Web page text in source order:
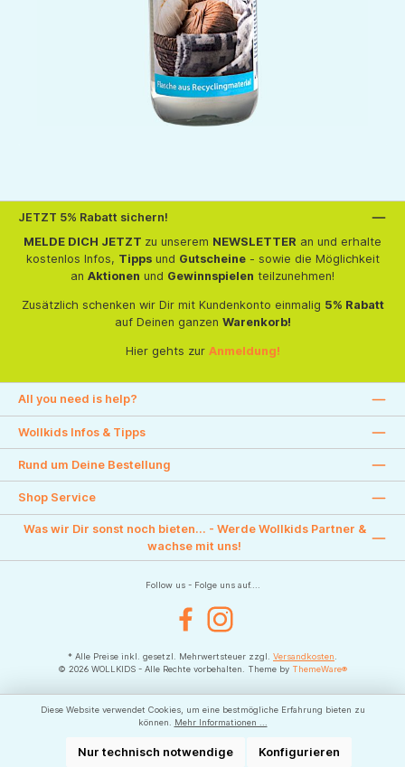
JETZT 5% Rabatt sichern!
MELDE DICH JETZT zu unserem NEWSLETTER an und erhalte
kostenlos Infos, Tippsund Gutscheine- sowie die Möglichkeit
an Aktionen und Gewinnspielen teilzunehmen!
Zusätzlich schenken wir Dir mit Kundenkonto einmalig 5% Rabatt
auf Deinen ganzen Warenkorb!
Hier gehts zur Anmeldung!
All you need is help?
Wollkids Infos & Tipps
Rund um Deine Bestellung
Shop Service
Was wir Dir sonst noch bieten... - Werde Wollkids Partner &
wachse mit uns!
Follow us - Folge uns auf....
FacebookInstagram
* Alle Preise inkl. gesetzl. Mehrwertsteuer zzgl. Versandkosten
© 2026 WOLLKIDS - Alle Rechte vorbehalten. Theme by ThemeWare®
Diese Website verwendet Cookies, um eine bestmögliche Erfahrung bieten zu
können.
Mehr Informationen ...
Nur technisch notwendige Konfigurieren